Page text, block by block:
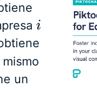
i
i
un